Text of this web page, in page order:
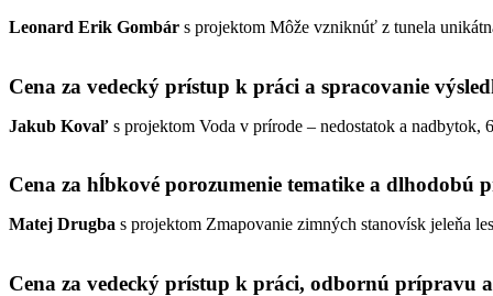
Leonard Erik Gombár s projektom Môže vzniknúť z tunela
Cena za vedecký prístup k práci a spracovanie
Jakub Kovaľ s projektom Voda v prírode – nedostatok a
Cena za hĺbkové porozumenie tematike a dlhodobú
Matej Drugba s projektom Zmapovanie zimných stanovísk jeleňa
Cena za vedecký prístup k práci, odbornú prípravu